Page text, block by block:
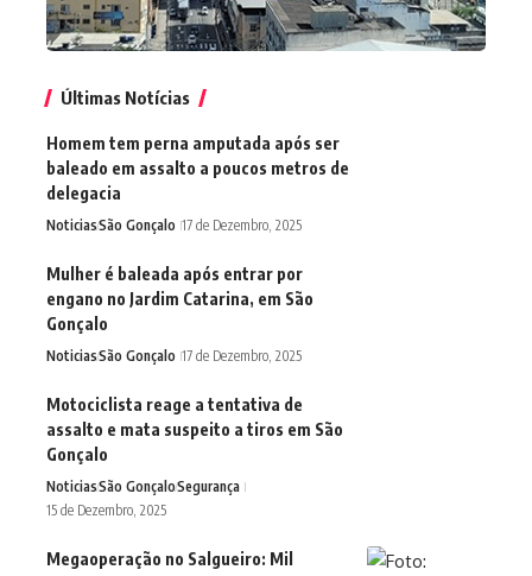
Últimas Notícias
Homem tem perna amputada após ser
baleado em assalto a poucos metros de
delegacia
NoticiasSão Gonçalo 17 de Dezembro, 2025
Mulher é baleada após entrar por
engano no Jardim Catarina, em São
Gonçalo
NoticiasSão Gonçalo 17 de Dezembro, 2025
Motociclista reage a tentativa de
assalto e mata suspeito a tiros em São
Gonçalo
NoticiasSão GonçaloSegurança
15 de Dezembro, 2025
Megaoperação no Salgueiro: Mil